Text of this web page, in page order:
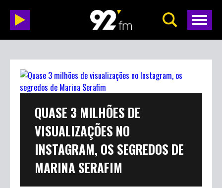
QUASE 3 MILHÕES DE
VISUALIZAÇÕES NO
INSTAGRAM, OS SEGREDOS DE
MARINA SERAFIM